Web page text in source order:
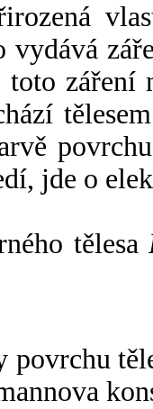
vydává
záření
jde o
tělesa
povrchu